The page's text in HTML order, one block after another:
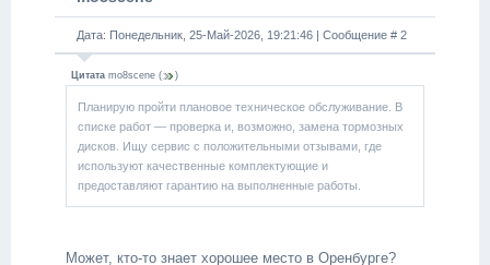
Дата: Понедельник, 25-Май-2026, 19:21:46 | Сообщение # 2
Цитата mo8scene ( )
Планирую пройти плановое техническое обслуживание. В
списке работ — проверка и, возможно, замена тормозных
дисков. Ищу сервис с положительными отзывами, где
используют качественные комплектующие и
предоставляют гарантию на выполненные работы.
Может, кто-то знает хорошее место в Оренбурге?